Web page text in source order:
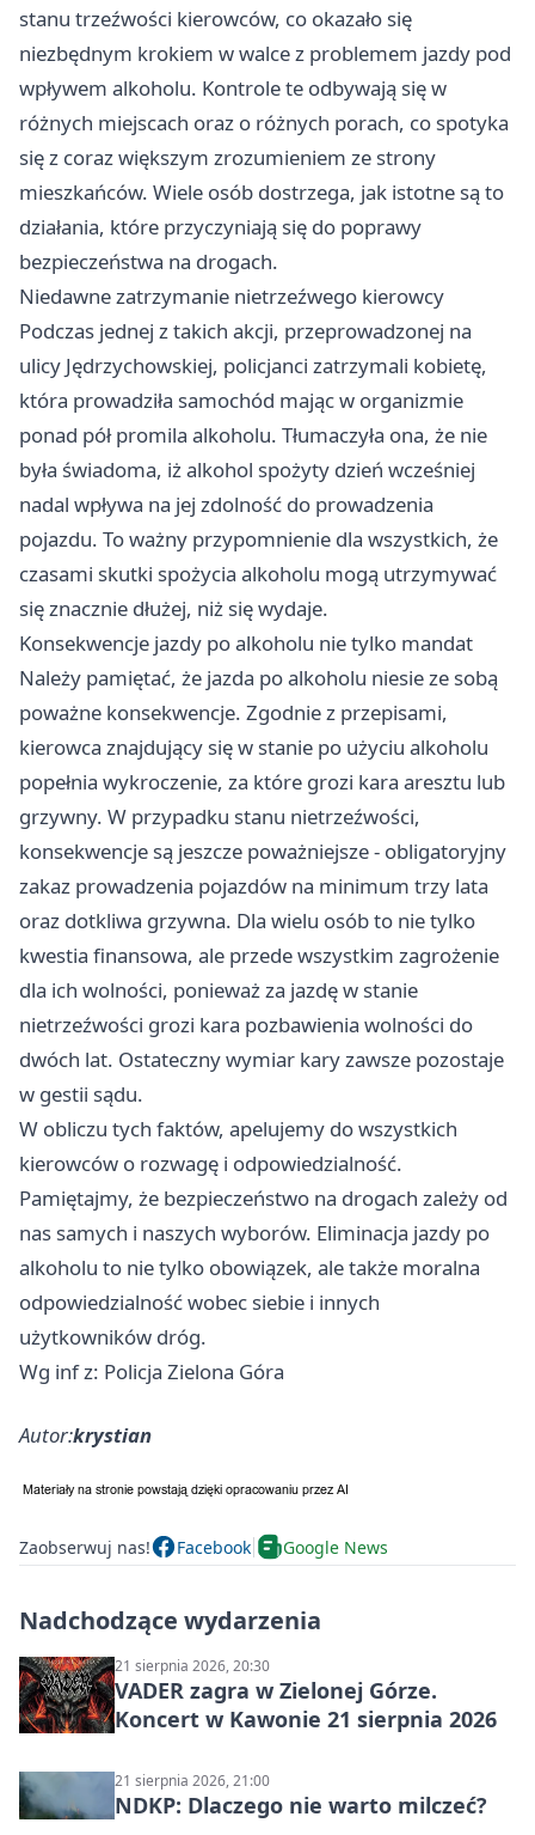
stanu trzeźwości kierowców, co okazało się
niezbędnym krokiem w walce z problemem jazdy pod
wpływem alkoholu. Kontrole te odbywają się w
różnych miejscach oraz o różnych porach, co spotyka
się z coraz większym zrozumieniem ze strony
mieszkańców. Wiele osób dostrzega, jak istotne są to
działania, które przyczyniają się do poprawy
bezpieczeństwa na drogach.
Niedawne zatrzymanie nietrzeźwego kierowcy
Podczas jednej z takich akcji, przeprowadzonej na
ulicy Jędrzychowskiej, policjanci zatrzymali kobietę,
która prowadziła samochód mając w organizmie
ponad pół promila alkoholu. Tłumaczyła ona, że nie
była świadoma, iż alkohol spożyty dzień wcześniej
nadal wpływa na jej zdolność do prowadzenia
pojazdu. To ważny przypomnienie dla wszystkich, że
czasami skutki spożycia alkoholu mogą utrzymywać
się znacznie dłużej, niż się wydaje.
Konsekwencje jazdy po alkoholu nie tylko mandat
Należy pamiętać, że jazda po alkoholu niesie ze sobą
poważne konsekwencje. Zgodnie z przepisami,
kierowca znajdujący się w stanie po użyciu alkoholu
popełnia wykroczenie, za które grozi kara aresztu lub
grzywny. W przypadku stanu nietrzeźwości,
konsekwencje są jeszcze poważniejsze - obligatoryjny
zakaz prowadzenia pojazdów na minimum trzy lata
oraz dotkliwa grzywna. Dla wielu osób to nie tylko
kwestia finansowa, ale przede wszystkim zagrożenie
dla ich wolności, ponieważ za jazdę w stanie
nietrzeźwości grozi kara pozbawienia wolności do
dwóch lat. Ostateczny wymiar kary zawsze pozostaje
w gestii sądu.
W obliczu tych faktów, apelujemy do wszystkich
kierowców o rozwagę i odpowiedzialność.
Pamiętajmy, że bezpieczeństwo na drogach zależy od
nas samych i naszych wyborów. Eliminacja jazdy po
alkoholu to nie tylko obowiązek, ale także moralna
odpowiedzialność wobec siebie i innych
użytkowników dróg.
Wg inf z: Policja Zielona Góra
Autor:krystian
Zaobserwuj nas! Facebook Google News
Nadchodzące wydarzenia
21 sierpnia 2026, 20:30
VADER zagra w Zielonej Górze.
Koncert w Kawonie 21 sierpnia 2026
21 sierpnia 2026, 21:00
NDKP: Dlaczego nie warto milczeć?